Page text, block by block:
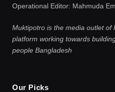
Operational Editor: Mahmuda
Muktipotro is the media outlet of
platform working towards
people Bangladesh
Our Picks